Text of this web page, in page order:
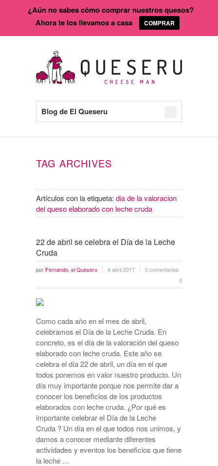
Blog de El Queseru
TAG ARCHIVES
Artículos con la etiqueta: dia de la valoracion
del queso elaborado con leche cruda
22 de abril se celebra el Día de la Leche
Cruda
por Fernando, el Queseru 4 abril 2017
0 comentarios
0
Como cada año en el mes de abril,
celebramos el Día de la Leche Cruda. En
concreto, es el día de la valoración del queso
elaborado con leche cruda. Este año se
celebra el día 22 de abril, un día en el que
todos ponemos en valor nuestro producto. Un
día muy importante porque nos permite dar a
conocer los beneficios de los productos
elaborados con leche cruda. ¿Por qué es
importante celebrar el Día de la Leche
Cruda ? Un día en el que todos nos unimos, y
damos a conocer mediante diferentes
actividades y eventos los beneficios que tiene
la leche …
¿Aún no sabes cómo comprar nuestros quesos?
Ahora te los llevamos a casa
COMPRAR